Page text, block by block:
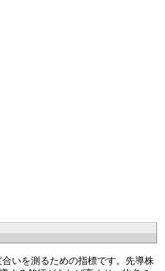
いを測るための指標です。先導株